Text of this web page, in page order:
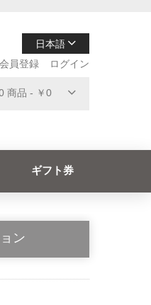
日本語
ログイン
員登録
商品 - ￥0
ギフト券
ン